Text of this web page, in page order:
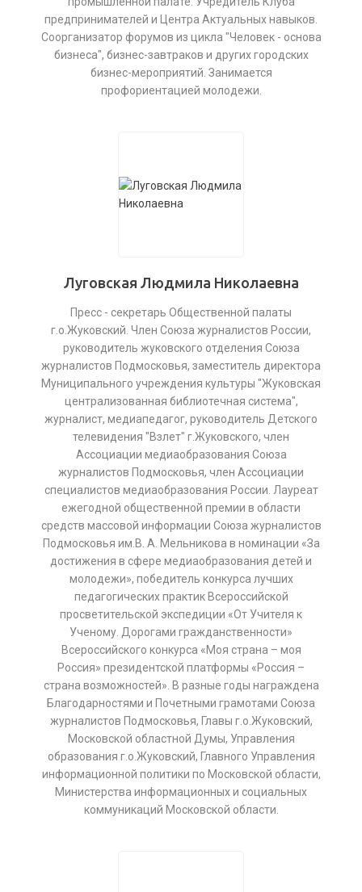
предпринимателей и Центра Актуальных навыков.
Соорганизатор форумов из цикла "Человек - основа
бизнеса", бизнес-завтраков и других городских
бизнес-мероприятий. Занимается
профориентацией молодежи.
Луговская Людмила Николаевна
Пресс - секретарь Общественной палаты
г.о.Жуковский. Член Союза журналистов России,
руководитель жуковского отделения Союза
журналистов Подмосковья, заместитель директора
Муниципального учреждения культуры "Жуковская
централизованная библиотечная система",
журналист, медиапедагог, руководитель Детского
телевидения "Взлет" г.Жуковского, член
Ассоциации медиаобразования Союза
журналистов Подмосковья, член Ассоциации
специалистов медиаобразования России. Лауреат
ежегодной общественной премии в области
средств массовой информации Союза журналистов
Подмосковья им.В. А. Мельникова в номинации «За
достижения в сфере медиаобразования детей и
молодежи», победитель конкурса лучших
педагогических практик Всероссийской
просветительской экспедиции «От Учителя к
Ученому. Дорогами гражданственности»
Всероссийского конкурса «Моя страна – моя
Россия» президентской платформы «Россия –
страна возможностей». В разные годы награждена
Благодарностями и Почетными грамотами Союза
журналистов Подмосковья, Главы г.о.Жуковский,
Московской областной Думы, Управления
образования г.о.Жуковский, Главного Управления
информационной политики по Московской области,
Министерства информационных и социальных
коммуникаций Московской области.